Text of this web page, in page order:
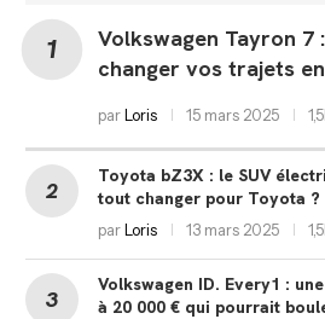
Volkswagen Tayron 7
changer vos trajets
parLoris 15 mars 2025
Toyota bZ3X : le SUV
tout changer pour Toyota ?
parLoris 13 mars 2025
Volkswagen ID. Every1 :
à 20 000 € qui pourrait